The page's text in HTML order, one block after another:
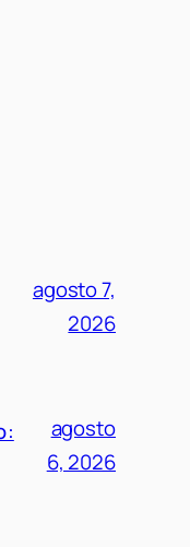
agosto 7,
2026
agosto
6, 2026